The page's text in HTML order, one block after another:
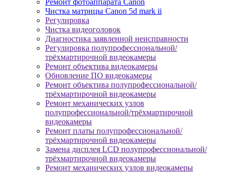
Ремонт фотоаппарата Canon
Чистка матрицы Canon 5d mark ii
Регулировка
Чистка видеоголовок
Диагностика заявленной неисправности
Регулировка полупрофессиональной/
трёхмартирочной видеокамеры
Ремонт объектива видеокамеры
Обновление ПО видеокамеры
Ремонт объектива полупрофессиональной/
трёхмартирочной видеокамеры
Ремонт механических узлов
полупрофессиональной/трёхмартирочной
видеокамеры
Ремонт платы полупрофессиональной/
трёхмартирочной видеокамеры
Замена дисплея LCD полупрофессиональной/
трёхмартирочной видеокамеры
Ремонт механических узлов видеокамеры